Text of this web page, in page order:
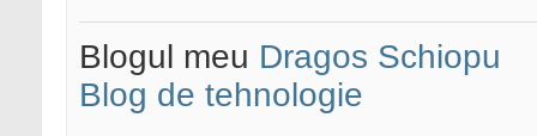
Blogul meu Dragos Schiopu
Blog de tehnologie